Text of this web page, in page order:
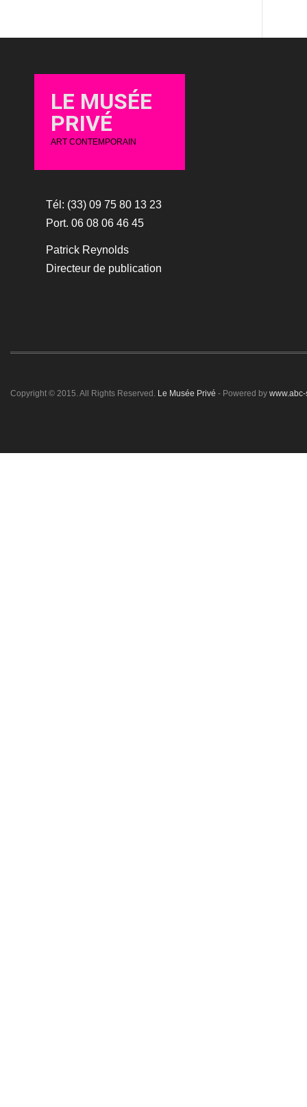
LE MUSÉE
PRIVÉ
ART CONTEMPORAIN
Tél: (33) 09 75 80 13 23
Port. 06 08 06 46 45
Patrick Reynolds
Directeur de publication
Copyright © 2015. All Rights Reserved. Le Musée Privé - Powered by